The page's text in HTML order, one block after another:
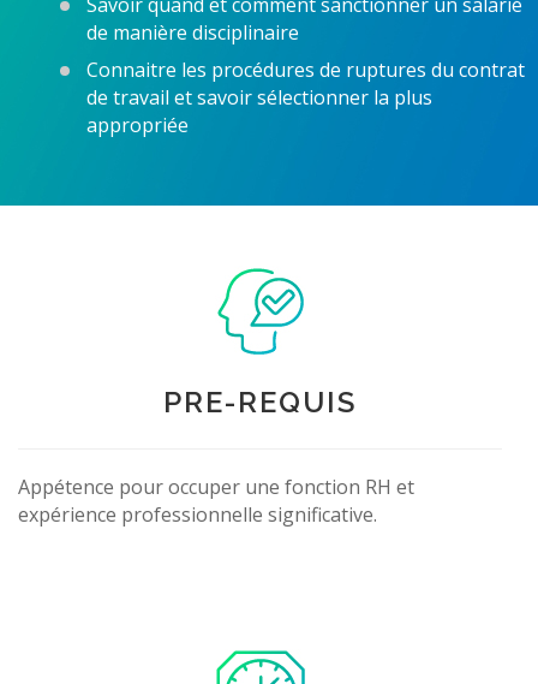
de manière disciplinaire
Connaitre les procédures de ruptures du contrat
de travail et savoir sélectionner la plus
appropriée
PRE-REQUIS
Appétence pour occuper une fonction RH et
expérience professionnelle significative.